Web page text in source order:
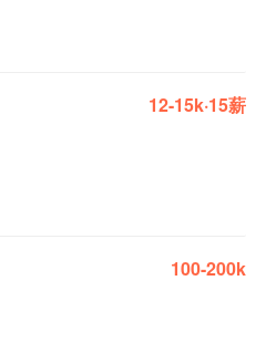
12-15k·15薪
100-200k